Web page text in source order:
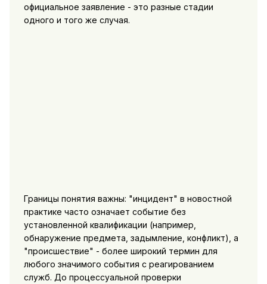
официальное заявление - это разные стадии
одного и того же случая.
Границы понятия важны: "инцидент" в новостной
практике часто означает событие без
установленной квалификации (например,
обнаружение предмета, задымление, конфликт), а
"происшествие" - более широкий термин для
любого значимого события с реагированием
служб. До процессуальной проверки